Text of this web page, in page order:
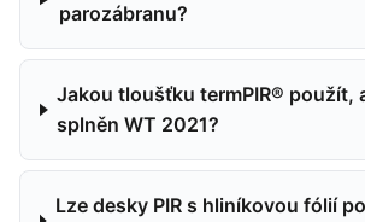
parozábranu?
Jakou tloušťku termPIR® použít,
splněn WT 2021?
Lze desky PIR s hliníkovou fólií